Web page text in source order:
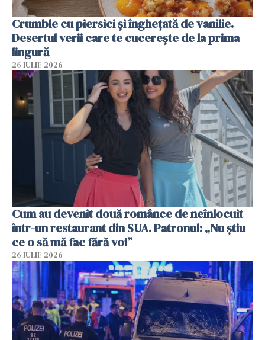
Crumble cu piersici și înghețată de vanilie.
Desertul verii care te cucerește de la prima
lingură
26 IULIE 2026
Cum au devenit două românce de neînlocuit
într-un restaurant din SUA. Patronul: „Nu știu
ce o să mă fac fără voi”
26 IULIE 2026